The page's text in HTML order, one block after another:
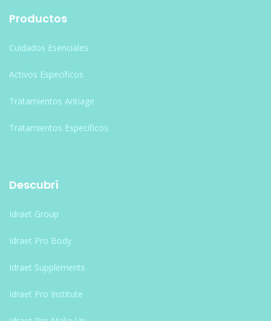
Productos
Cuidados Esenciales
Activos Específicos
Tratamientos Antiage
Tratamientos Específicos
Descubrí
Idraet Group
Idraet Pro Body
Idraet Supplements
Idraet Pro Institute